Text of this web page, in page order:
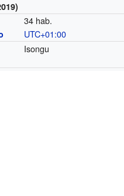
34 hab.
UTC+01:00
Isongu